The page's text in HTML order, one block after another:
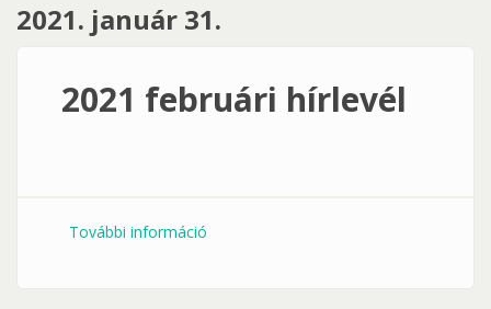
2021. január 31.
2021 februári hírlevél
További információ